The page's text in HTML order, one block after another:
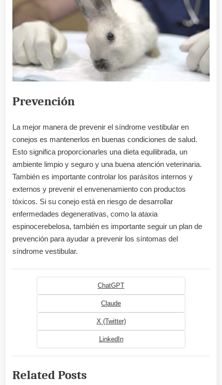
Prevención
La mejor manera de prevenir el síndrome vestibular en
conejos es mantenerlos en buenas condiciones de salud.
Esto significa proporcionarles una dieta equilibrada, un
ambiente limpio y seguro y una buena atención veterinaria.
También es importante controlar los parásitos internos y
externos y prevenir el envenenamiento con productos
tóxicos. Si su conejo está en riesgo de desarrollar
enfermedades degenerativas, como la ataxia
espinocerebelosa, también es importante seguir un plan de
prevención para ayudar a prevenir los síntomas del
síndrome vestibular.
ChatGPT
Claude
X (Twitter)
LinkedIn
Related Posts